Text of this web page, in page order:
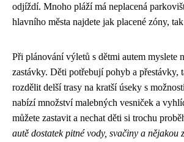
odjíždí. Mnoho pláží má neplacená
hlavního města najdete jak placené zóny,
Při plánování výletů s dětmi autem myslete
zastávky. Děti potřebují pohyb a přestávky,
rozdělit delší trasy na kratší úseky s
nabízí množství malebných vesniček a
můžete zastavit a nechat děti si trochu
autě dostatek pitné vody, svačiny a nějakou